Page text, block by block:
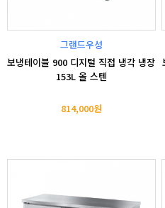
그랜드우성
보냉테이블 900 디지털 직접 냉각 냉장
153L 올 스텐
814,000원